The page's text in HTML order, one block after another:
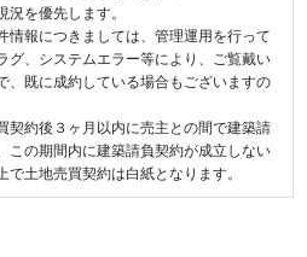
況を優先します。
情報につきましては、管理運用を行って
グ、システムエラー等により、ご覧戴い
、既に成約している場合もございますの
契約後３ヶ月以内に売主との間で建築請
この期間内に建築請負契約が成立しない
土地売買契約は白紙となります。